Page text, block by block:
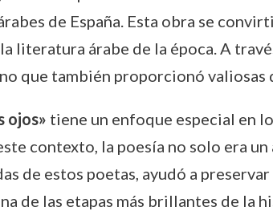
de España. Esta obra se
literatura árabe de la época. A
que también proporcionó
ojos» tiene un enfoque especial en
contexto, la poesía no solo era
de estos poetas, ayudó a
de las etapas más brillantes de la